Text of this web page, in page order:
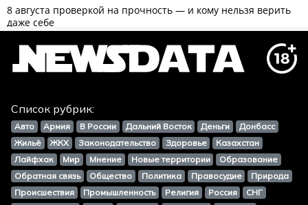
Список рубрик:
Авто Армия В России Дальний Восток Деньги
Донбасс
Жильё
ЖКХ Законодательство Здоровье
Казахстан
Лайфхак
Мир Мнение Новые территории
Образование
Обратная связь
Общество Политика Правосудие
Природа
Происшествия
Промышленность Религия Россия
СНГ